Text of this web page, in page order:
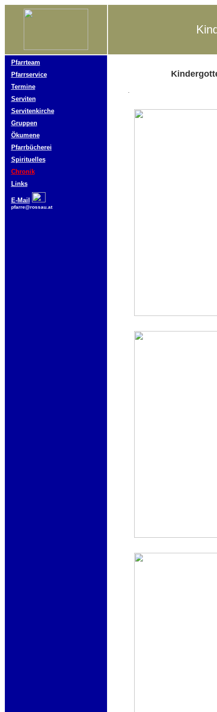
Pfarrteam
Pfarrservice
Termine
Serviten
Servitenkirche
Gruppen
Ökumene
Pfarrbücherei
Spirituelles
Chronik
Links
E-Mail
pfarre@rossau.at
.